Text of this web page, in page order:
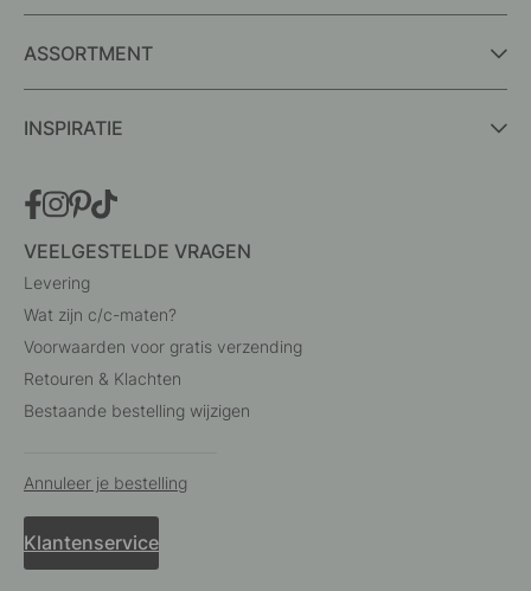
ASSORTMENT
INSPIRATIE
VEELGESTELDE VRAGEN
Levering
Wat zijn c/c-maten?
Voorwaarden voor gratis verzending
Retouren & Klachten
Bestaande bestelling wijzigen
Annuleer je bestelling
Klantenservice